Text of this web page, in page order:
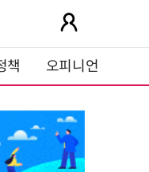
책 오피니언